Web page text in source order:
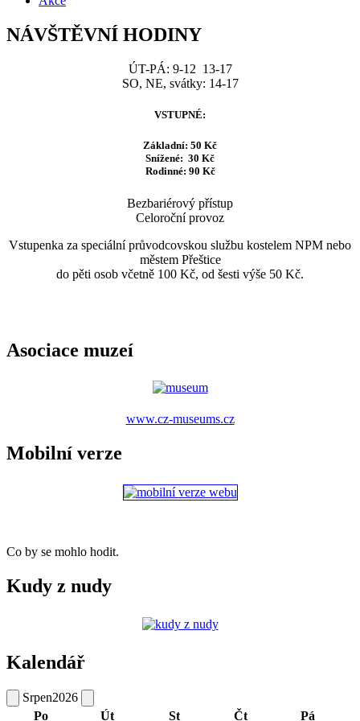
NÁVŠTĚVNÍ HODINY
ÚT-PÁ: 9-12 13-17
SO, NE, svátky: 14-17
VSTUPNÉ:
Základní: 50 Kč
Snížené: 30 Kč
Rodinné: 90 Kč
Bezbariérový přístup
Celoroční provoz
Vstupenka za speciální průvodcovskou službu kostelem NPM nebo
městem Přeštice
do pěti osob včetně 100 Kč, od šesti výše 50 Kč.
Asociace muzeí
www.cz-museums.cz
Mobilní verze
Co by se mohlo hodit.
Kudy z nudy
Kalendář
Srpen2026
Po
Út St Čt
Pá